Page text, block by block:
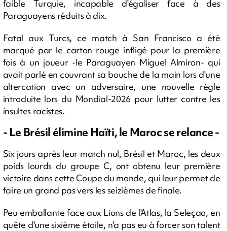
faible Turquie, incapable d'égaliser face à des
Paraguayens réduits à dix.
Fatal aux Turcs, ce match à San Francisco a été
marqué par le carton rouge infligé pour la première
fois à un joueur -le Paraguayen Miguel Almiron- qui
avait parlé en couvrant sa bouche de la main lors d'une
altercation avec un adversaire, une nouvelle règle
introduite lors du Mondial-2026 pour lutter contre les
insultes racistes.
- Le Brésil élimine Haïti, le Maroc se relance -
Six jours après leur match nul, Brésil et Maroc, les deux
poids lourds du groupe C, ont obtenu leur première
victoire dans cette Coupe du monde, qui leur permet de
faire un grand pas vers les seizièmes de finale.
Peu emballante face aux Lions de l'Atlas, la Seleçao, en
quête d'une sixième étoile, n'a pas eu à forcer son talent